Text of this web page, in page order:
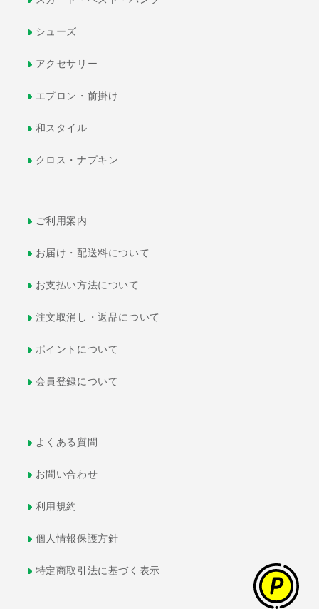
シューズ
アクセサリー
エプロン・前掛け
和スタイル
クロス・ナプキン
ご利用案内
お届け・配送料について
お支払い方法について
注文取消し・返品について
ポイントについて
会員登録について
よくある質問
お問い合わせ
利用規約
個人情報保護方針
特定商取引法に基づく表示